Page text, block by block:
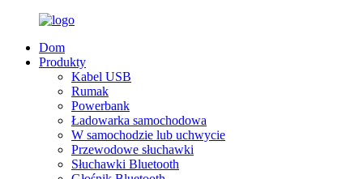
Dom
Produkty
Kabel USB
Rumak
Powerbank
Ładowarka samochodowa
W samochodzie lub uchwycie
Przewodowe słuchawki
Słuchawki Bluetooth